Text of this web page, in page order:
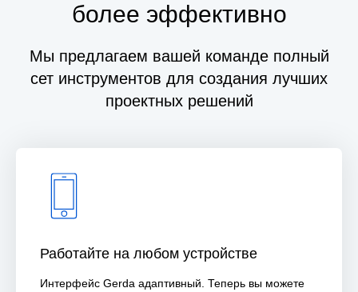
более эффективно
Мы предлагаем вашей команде полный
сет инструментов для создания лучших
проектных решений
Работайте на любом устройстве
Интерфейс Gerda адаптивный. Теперь вы можете